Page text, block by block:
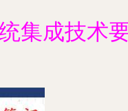
集成技术